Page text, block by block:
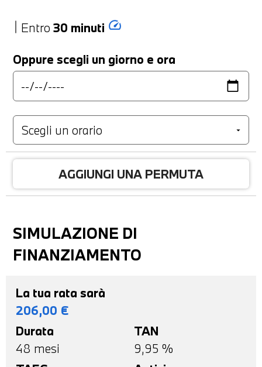
Entro 30 minuti speed
Oppure scegli un giorno e ora
AGGIUNGI UNA PERMUTA
SIMULAZIONE DI
FINANZIAMENTO
La tua rata sarà
206,00 €
Durata
48 mesi
TAN
9,95 %